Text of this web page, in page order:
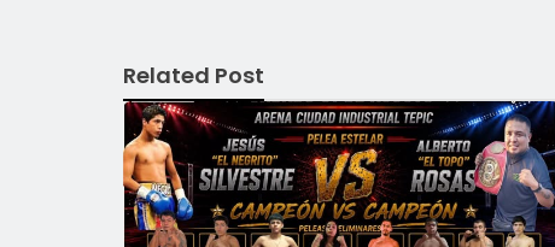
Related Post